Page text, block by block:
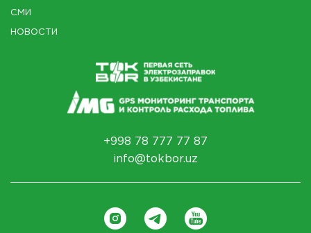
СМИ
НОВОСТИ
+998 78 777 77 87
info@tokbor.uz